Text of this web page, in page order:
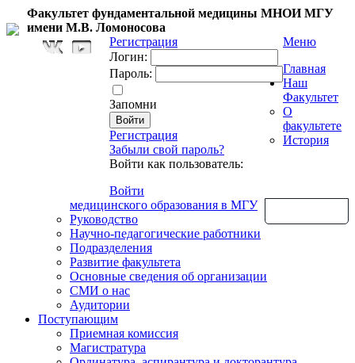
Факультет фундаментальной медицины МНОИ МГУ
имени М.В. Ломоносова
Регистрация
Логин:
Пароль:
Запомни
Регистрация
Забыли свой пароль?
Войти как пользователь:
Войти
Меню
Главная
Наш
Факультет
О
факультете
История
медицинского образования в МГУ
Руководство
Научно-педагогические работники
Подразделения
Развитие факультета
Основные сведения об организации
СМИ о нас
Аудитории
Поступающим
Приемная комиссия
Магистратура